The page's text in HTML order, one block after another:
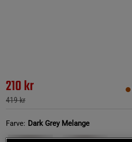
210 kr
419 kr
Farve: Dark Grey Melange